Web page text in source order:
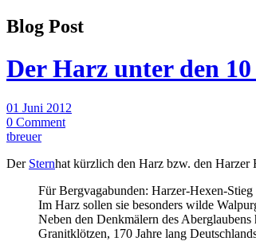
Blog Post
Der Harz unter den
01 Juni 2012
0 Comment
tbreuer
Der Sternhat kürzlich den Harz bzw. den Harzer
Für Bergvagabunden: Harzer-Hexen-Stieg
Im Harz sollen sie besonders wilde
Neben den Denkmälern des
Granitklötzen, 170 Jahre lang